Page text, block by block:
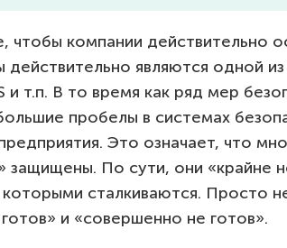
чтобы компании действительно
действительно являются одной
и т.п. В то время как ряд мер
пробелы в системах
Это означает, что
защищены. По сути, они «крайне
которыми сталкиваются. Просто
и «совершенно не готов».